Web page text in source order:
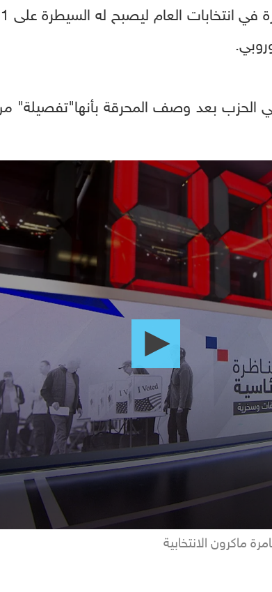
بعد وصف المحرقة بأنها"تفصيلة" من
ماكرون الانتخابية